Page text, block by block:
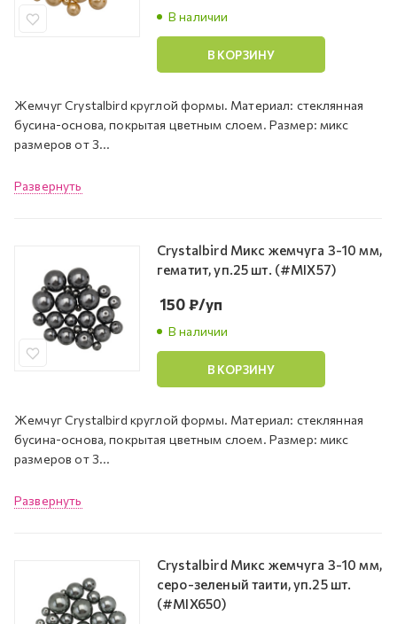
В наличии
В КОРЗИНУ
Жемчуг Crystalbird круглой формы. Материал: стеклянная
бусина-основа, покрытая цветным слоем. Размер: микс
размеров от 3...
Развернуть
Crystalbird Микс жемчуга 3-10 мм,
гематит, уп.25 шт. (#MIX57)
В наличии
150₽/уп
В КОРЗИНУ
Жемчуг Crystalbird круглой формы. Материал: стеклянная
бусина-основа, покрытая цветным слоем. Размер: микс
размеров от 3...
Развернуть
Crystalbird Микс жемчуга 3-10 мм,
серо-зеленый таити, уп.25 шт.
(#MIX650)